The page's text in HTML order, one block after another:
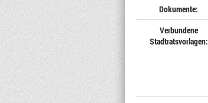
Dokumente:
Verbundene
Stadtratsvorlagen: